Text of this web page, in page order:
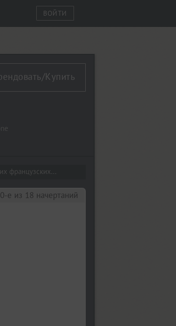
ВОЙТИ
Купить
французских...
е из 18 начертаний